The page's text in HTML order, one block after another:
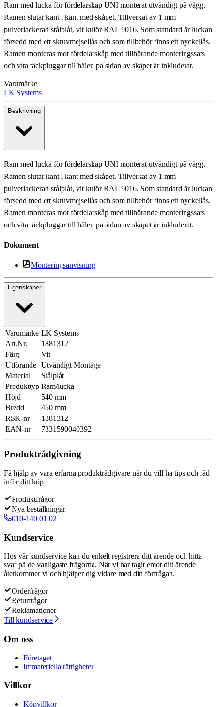
Ram med lucka för fördelarskåp UNI monterat utvändigt på vägg.
Ramen slutar kant i kant med skåpet. Tillverkat av 1 mm
pulverlackerad stålplåt, vit kulör RAL 9016. Som standard är luckan
försedd med ett skruvmejsellås och som tillbehör finns ett nyckellås.
Ramen monteras mot fördelarskåp med tillhörande monteringssats
och vita täckpluggar till hålen på sidan av skåpet är inkluderat.
Varumärke
LK Systems
Beskrivning
Ram med lucka för fördelarskåp UNI monterat utvändigt på vägg.
Ramen slutar kant i kant med skåpet. Tillverkat av 1 mm
pulverlackerad stålplåt, vit kulör RAL 9016. Som standard är luckan
försedd med ett skruvmejsellås och som tillbehör finns ett nyckellås.
Ramen monteras mot fördelarskåp med tillhörande monteringssats
och vita täckpluggar till hålen på sidan av skåpet är inkluderat.
Dokument
Monteringsanvisning
Egenskaper
Varumärke LK Systems
Art.Nr.
1881312
Färg
Vit
Utförande Utvändigt Montage
Material
Stålplåt
Produkttyp Ram/lucka
Höjd
540 mm
Bredd
450 mm
RSK-nr
1881312
EAN-nr
7331590040392
Produktrådgivning
Få hjälp av våra erfarna produktrådgivare när du vill ha tips och råd
inför ditt köp
Produktfrågor
Nya beställningar
010-140 01 02
Kundservice
Hos vår kundservice kan du enkelt registrera ditt ärende och hitta
svar på de vanligaste frågorna. När vi har tagit emot ditt ärende
återkommer vi och hjälper dig vidare med din förfrågan.
Orderfrågor
Returfrågor
Reklamationer
Till kundservice
Om oss
Företaget
Immateriella rättigheter
Villkor
Köpvillkor